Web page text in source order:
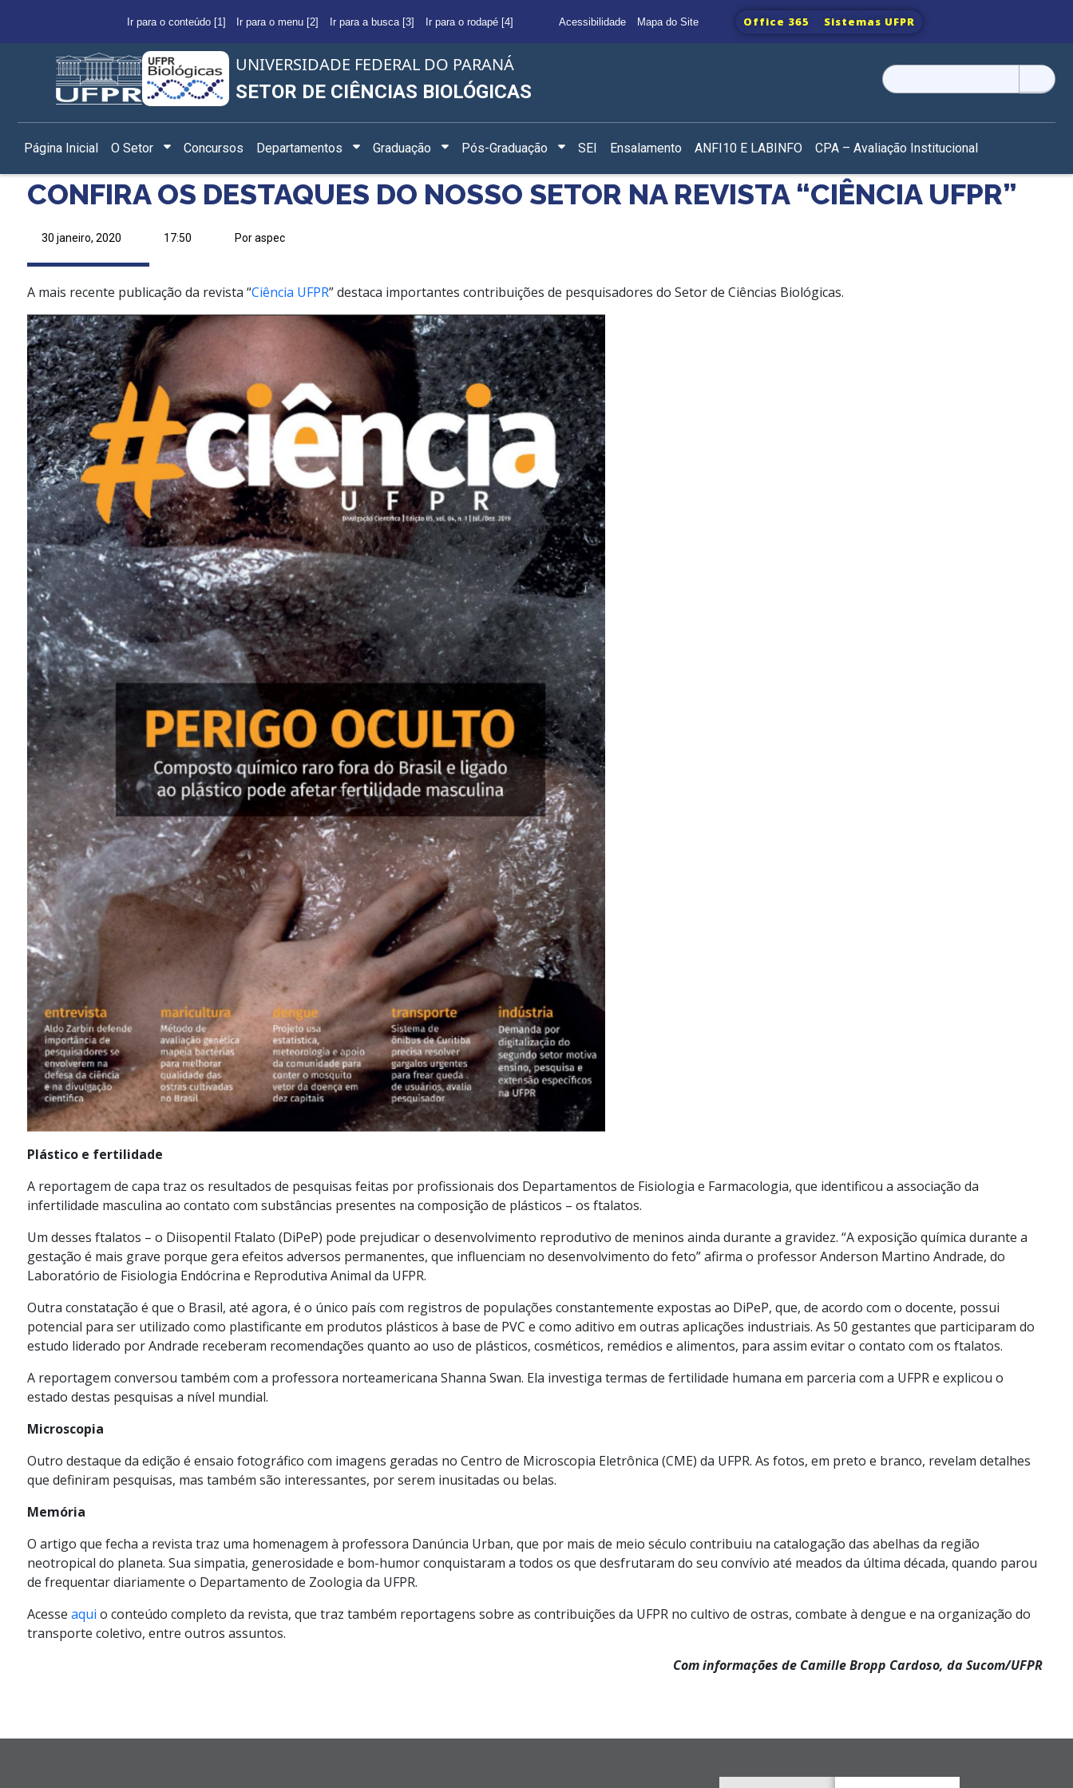
Ir para o conteúdo [1] Ir para o menu [2] Ir para a busca [3] Ir para o rodapé [4] Acessibilidade Mapa do Site Office 365 Sistemas UFPR
UNIVERSIDADE FEDERAL DO PARANÁ
SETOR DE CIÊNCIAS BIOLÓGICAS
Pesquisar
por:
Página Inicial O Setor Concursos Departamentos Graduação Pós-Graduação SEI Ensalamento ANFI10 E LABINFO CPA – Avaliação Institucional
CONFIRA OS DESTAQUES DO NOSSO SETOR NA REVISTA “CIÊNCIA UFPR”
30 janeiro, 2020 17:50 Por aspec
A mais recente publicação da revista “Ciência UFPR” destaca importantes contribuições de pesquisadores do Setor de Ciências Biológicas.
Plástico e fertilidade
A reportagem de capa traz os resultados de pesquisas feitas por profissionais dos Departamentos de Fisiologia e Farmacologia, que identificou a associação da
infertilidade masculina ao contato com substâncias presentes na composição de plásticos – os ftalatos.
Um desses ftalatos – o Diisopentil Ftalato (DiPeP) pode prejudicar o desenvolvimento reprodutivo de meninos ainda durante a gravidez. “A exposição química durante a
gestação é mais grave porque gera efeitos adversos permanentes, que influenciam no desenvolvimento do feto” afirma o professor Anderson Martino Andrade, do
Laboratório de Fisiologia Endócrina e Reprodutiva Animal da UFPR.
Outra constatação é que o Brasil, até agora, é o único país com registros de populações constantemente expostas ao DiPeP, que, de acordo com o docente, possui
potencial para ser utilizado como plastificante em produtos plásticos à base de PVC e como aditivo em outras aplicações industriais. As 50 gestantes que participaram do
estudo liderado por Andrade receberam recomendações quanto ao uso de plásticos, cosméticos, remédios e alimentos, para assim evitar o contato com os ftalatos.
A reportagem conversou também com a professora norteamericana Shanna Swan. Ela investiga termas de fertilidade humana em parceria com a UFPRe explicou o
estado destas pesquisas a nível mundial.
Microscopia
Outro destaque da edição é ensaio fotográfico com imagens geradas no Centro de Microscopia Eletrônica (CME) da UFPR. As fotos, em preto e branco, revelam detalhes
que definiram pesquisas, mas também são interessantes, por serem inusitadas ou belas.
Memória
O artigo que fecha a revista traz uma homenagem à professora Danúncia Urban, que por mais de meio século contribuiu na catalogação das abelhas da região
neotropical do planeta. Sua simpatia, generosidade e bom-humorconquistaram a todos os que desfrutaram do seu convívio até meados da última década, quando parou
de frequentar diariamente o Departamento de Zoologia da UFPR.
Acesse aqui o conteúdo completo da revista, que traz também reportagens sobre as contribuições da UFPR no cultivo de ostras, combate à dengue e na organização do
transporte coletivo, entre outros assuntos.
Com informações de CamilleBropp Cardoso, daSucom/UFPR